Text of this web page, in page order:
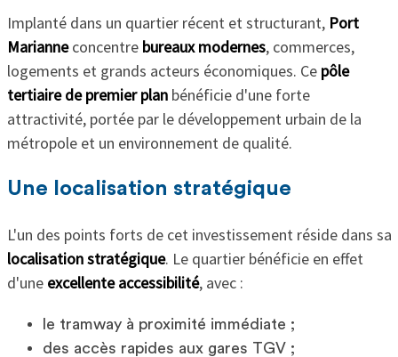
Implanté dans un quartier récent et structurant, Port
Marianneconcentre bureaux modernes, commerces,
logements et grands acteurs économiques. Ce pôle
tertiaire de premier planbénéficie d'une forte
attractivité, portée par le développement urbain de la
métropole et un environnement de qualité.
Une localisation stratégique
L'un des points forts de cet investissement réside dans sa
localisation stratégique. Le quartier bénéficie en effet
d'une excellente accessibilité, avec :
le tramway à proximité immédiate ;
des accès rapides aux gares TGV ;